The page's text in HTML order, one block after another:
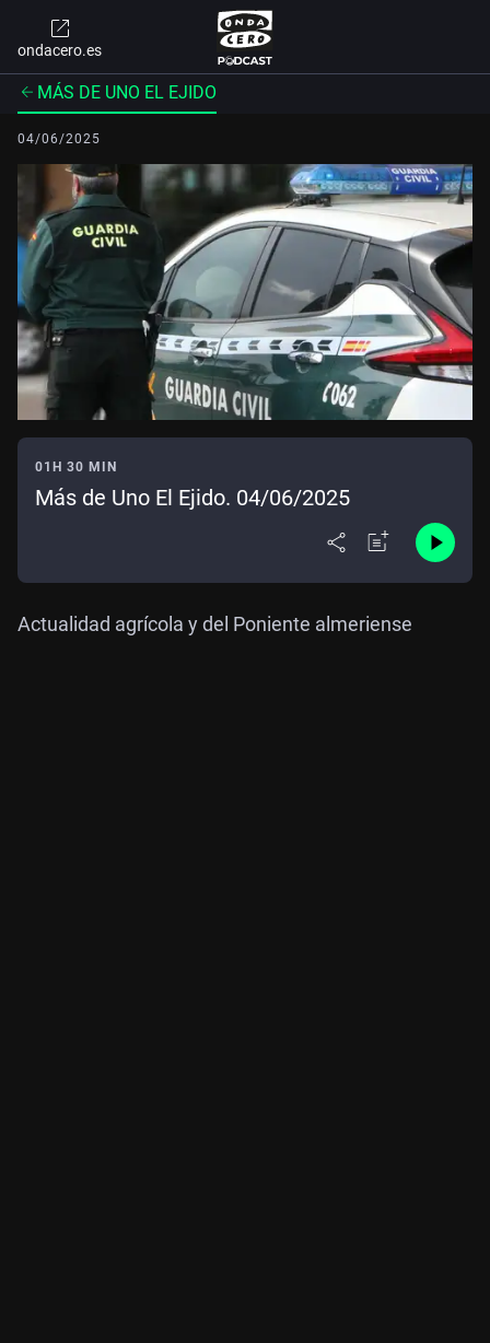
ondacero.es
MÁS DE UNO EL EJIDO
04/06/2025
01H 30 MIN
Más de Uno El Ejido. 04/06/2025
Actualidad agrícola y del Poniente almeriense